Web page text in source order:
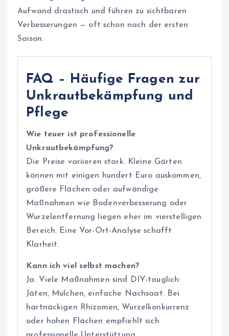
Aufwand drastisch und führen zu sichtbaren
Verbesserungen — oft schon nach der ersten
Saison.
FAQ – Häufige Fragen zur
Unkrautbekämpfung und
Pflege
Wie teuer ist professionelle
Unkrautbekämpfung?
Die Preise variieren stark. Kleine Gärten
können mit einigen hundert Euro auskommen,
größere Flächen oder aufwändige
Maßnahmen wie Bodenverbesserung oder
Wurzelentfernung liegen eher im vierstelligen
Bereich. Eine Vor-Ort-Analyse schafft
Klarheit.
Kann ich viel selbst machen?
Ja. Viele Maßnahmen sind DIY-tauglich:
Jäten, Mulchen, einfache Nachsaat. Bei
hartnäckigen Rhizomen, Wurzelkonkurrenz
oder hohen Flächen empfiehlt sich